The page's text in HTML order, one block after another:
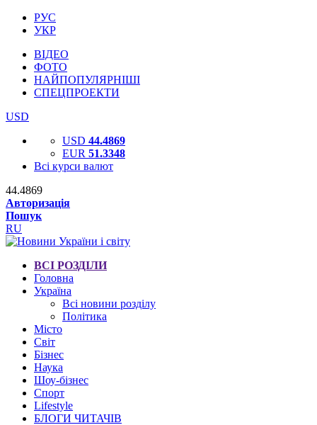
РУС
УКР
ВІДЕО
ФОТО
НАЙПОПУЛЯРНІШІ
СПЕЦПРОЕКТИ
USD
USD 44.4869
EUR 51.3348
Всі курси валют
44.4869
Авторизація
Пошук
RU
ВСІ РОЗДІЛИ
Головна
Україна
Всі новини розділу
Політика
Місто
Світ
Бізнес
Наука
Шоу-бізнес
Спорт
Lifestyle
БЛОГИ ЧИТАЧІВ